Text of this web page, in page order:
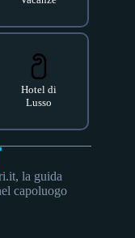
Hotel di
Lusso
la guida
capoluogo